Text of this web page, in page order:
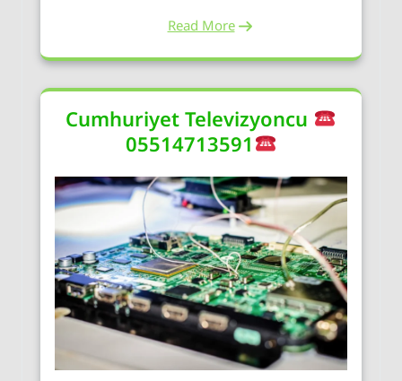
Read More
Cumhuriyet Televizyoncu
05514713591